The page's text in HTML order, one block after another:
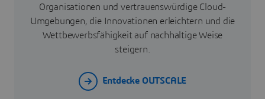
Organisationen und vertrauenswürdige Cloud-
Umgebungen, die Innovationen erleichtern und die
Wettbewerbsfähigkeit auf nachhaltige Weise
steigern.
Entdecke OUTSCALE